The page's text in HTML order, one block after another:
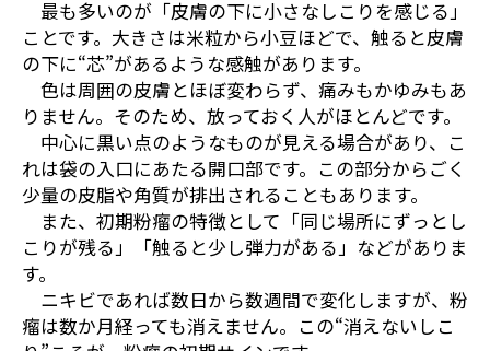
最も多いのが「皮膚の下に小さなしこりを感じる」
ことです。大きさは米粒から小豆ほどで、触ると皮膚
の下に“芯”があるような感触があります。
色は周囲の皮膚とほぼ変わらず、痛みもかゆみもあ
りません。そのため、放っておく人がほとんどです。
中心に黒い点のようなものが見える場合があり、こ
れは袋の入口にあたる開口部です。この部分からごく
少量の皮脂や角質が排出されることもあります。
また、初期粉瘤の特徴として「同じ場所にずっとし
こりが残る」「触ると少し弾力がある」などがありま
す。
ニキビであれば数日から数週間で変化しますが、粉
瘤は数か月経っても消えません。この“消えないしこ